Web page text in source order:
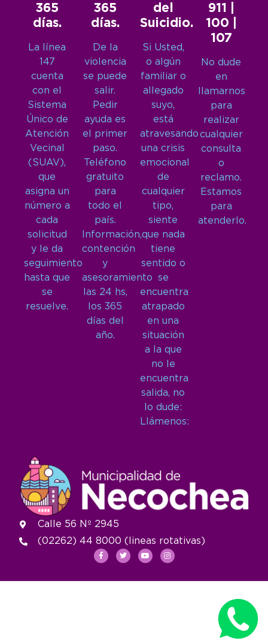
365
días.
La línea
147
cuenta
con el
Sistema
Único de
Atención
Vecinal
(SUAV),
que
asigna un
número a
cada
solicitud
y le da
seguimiento
hasta que
se
resuelve.
365
días.
De la
violencia
se puede
salir.
Pedir
ayuda es
el primer
paso.
Teléfono
gratuito
para
todo el
país.
Información,
contención
y
asesoramiento
las 24 hs,
los 365
días del
año.
del
Suicidio.
Si Usted,
o algún
familiar o
allegado
suyo,
está
atravesando
una crisis
emocional
de
cualquier
tipo,
siente
que nada
tiene
sentido o
se
encuentra
atrapado
en una
situación
a la que
no le
encuentra
salida, no
lo dude:
Llámenos:
911 |
100 |
107
No dude
en
llamarnos
para
realizar
cualquier
consulta
o
reclamo.
Estamos
para
atenderlo.
Calle 56 Nº 2945
(02262) 44 8000 (lineas rotativas)